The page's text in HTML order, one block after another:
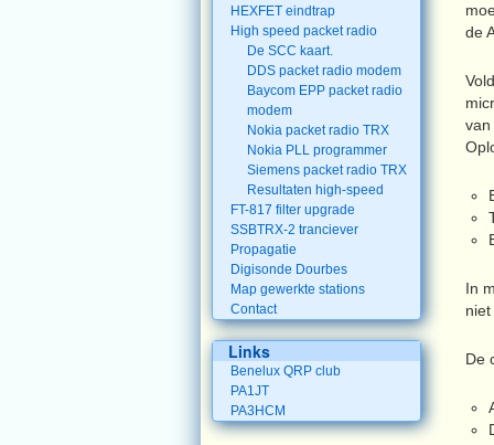
de
van
In
De
HEXFET eindtrap
High speed packet radio
De SCC kaart.
DDS packet radio modem
Baycom EPP packet radio
modem
Nokia packet radio TRX
Nokia PLL programmer
Siemens packet radio TRX
Resultaten high-speed
FT-817 filter upgrade
SSBTRX-2 tranciever
Propagatie
Digisonde Dourbes
Map gewerkte stations
Contact
Links
Benelux QRP club
PA1JT
PA3HCM